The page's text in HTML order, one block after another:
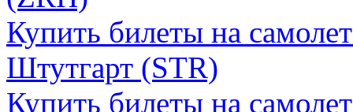
Купить билеты на
Штутгарт (STR)
Купить билеты на